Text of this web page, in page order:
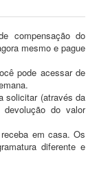
compensação do
mesmo e pague
pode acessar de
solicitar (através da
do valor
em casa. Os
diferente e